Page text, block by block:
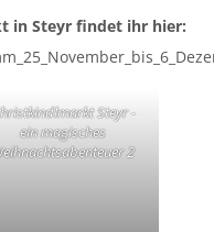
in Steyr findet ihr hier:
Steyr -
ein magisches
2